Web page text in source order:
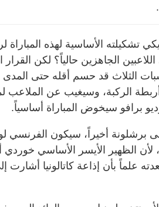
الأساسية لهذه المباراة
الجاهزين حالياً؟ لكن
الثلاث قد حسم أقله حتى المدى
الركبة، وسيغيب عن الملاعب
برافو سيخوض المباراة أساسياً.
برشلونة أخيراً، سيكون الفرنسي
الظهير الأيسر الأساسي خوردي
علماً بأن إذاعة كاتالونيا أشارت